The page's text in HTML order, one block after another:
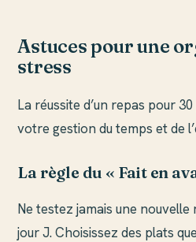
Astuces pour une
stress
La réussite d’un repas pour
votre gestion du temps et de
La règle du « Fait en
Ne testez jamais une
jour J. Choisissez des plats